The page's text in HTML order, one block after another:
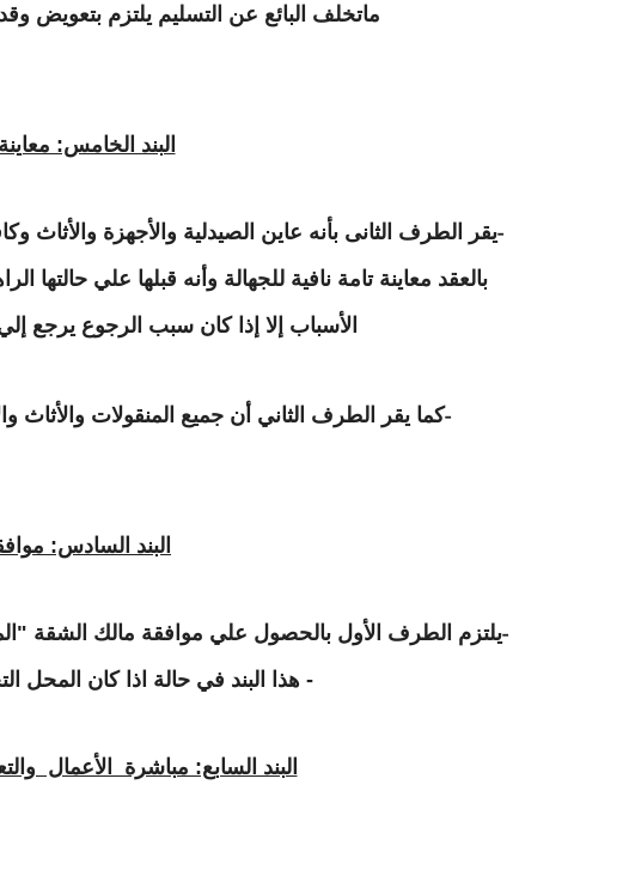
ماتخلف البائع عن التسليم يلتزم بتعويض
البند الخامس:
-يقر الطرف الثانى بأنه عاين الصيدلية والأجهزة
بالعقد معاينة تامة نافية للجهالة وأنه قبلها علي
الأسباب إلا إذا كان سبب الرجوع يرجع
-كما يقر الطرف الثاني أن جميع المنقولات والأثاث
البند السادس:
-يلتزم الطرف الأول بالحصول علي موافقة مالك الشقة
- هذا البند في حالة اذا كان المحل
البند السابع: مباشرة الأعمال